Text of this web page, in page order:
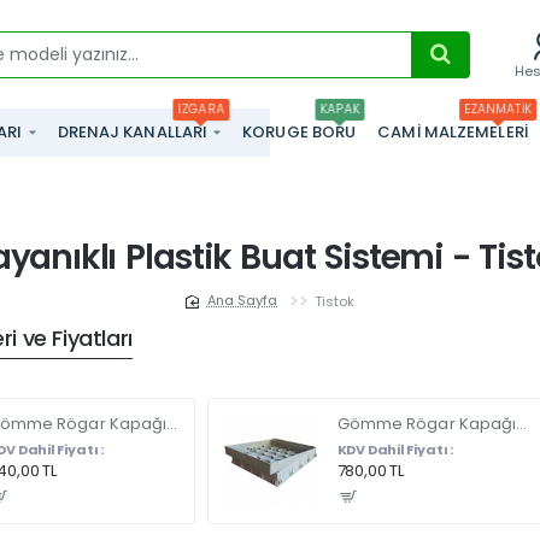
DRENAJ KANALLARI
IZGARA
KORUGE BORU
KAPAK
CAMI MALZEMELERI
EZANMATIK
Plastik Buat Sistemi -
Tistok
ve Fiyatları
Gömme Rögar Kapağı - Seramik - Fayans Ve Mermer Zeminlerde - Gizli Çerçeve Kapak 35 X 35 - ÇİFT KULPLU
Dahil Fiyatı :
TL
Gömme Rögar Kapağı - Seramik - Fayans Ve Mermer Zeminlerde Gizli Çerçeve Kapak 55 x 55 - ÇİFT KULPLU
KDV Dahil Fiyatı :
780,00 TL